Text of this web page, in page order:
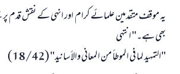
یہ موقف متقدمین علمائے کرام اور انہی کے نقش قدم پر
بھی ہے۔" انتہی
"التمهيد لما في الموطأ من المعاني والأسانيد" (18/42)